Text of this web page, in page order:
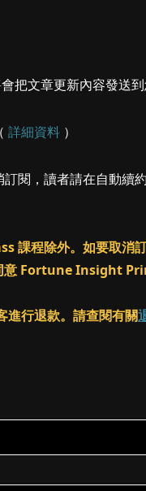
把文章更新內容發送到
詳細資料 ）
閱，讀者請在自動續
課程除外。如要取消
意 Fortune Insight
行退款。請查閱有關